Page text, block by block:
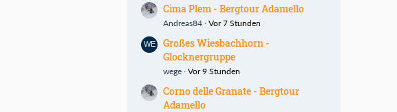
Cima Plem - Bergtour Adamello
Andreas84 Vor 7 Stunden
Großes Wiesbachhorn -
Glocknergruppe
wege Vor 9 Stunden
Corno delle Granate - Bergtour
Adamello